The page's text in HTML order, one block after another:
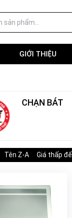
GIỚI THIỆU
CHẠN BÁT
Tên Z-A Giá thấp